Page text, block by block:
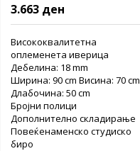
3.663 ден
Висококвалитетна
оплеменета иверица
Дебелина: 18 mm
Ширина: 90 cm Висина: 70 cm
Длабочина: 50 cm
Бројни полици
Дополнително складирање
Повеќенаменско студиско
биро